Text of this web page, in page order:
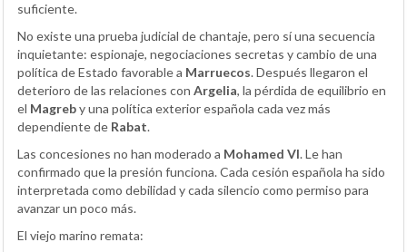
suficiente.
No existe una prueba judicial de chantaje, pero sí una secuencia
inquietante: espionaje, negociaciones secretas y cambio de una
política de Estado favorable a Marruecos. Después llegaron el
deterioro de las relaciones con Argelia, la pérdida de equilibrio en
el Magreby una política exterior española cada vez más
dependiente de Rabat.
Las concesiones no han moderado a Mohamed VI. Le han
confirmado que la presión funciona. Cada cesión española ha sido
interpretada como debilidad y cada silencio como permiso para
avanzar un poco más.
El viejo marino remata: